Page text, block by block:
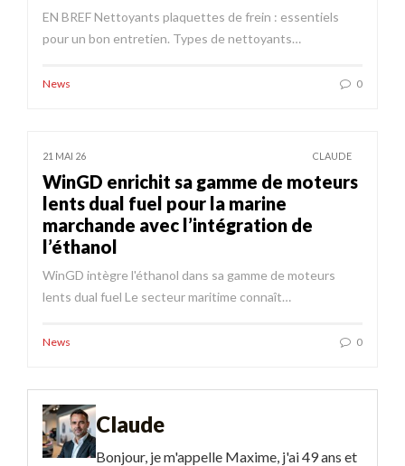
EN BREF Nettoyants plaquettes de frein : essentiels
pour un bon entretien. Types de nettoyants…
News 0
21 MAI 26 CLAUDE
WinGD enrichit sa gamme de moteurs
lents dual fuel pour la marine
marchande avec l’intégration de
l’éthanol
WinGD intègre l'éthanol dans sa gamme de moteurs
lents dual fuel Le secteur maritime connaît…
News 0
Claude
Bonjour, je m'appelle Maxime, j'ai 49 ans et